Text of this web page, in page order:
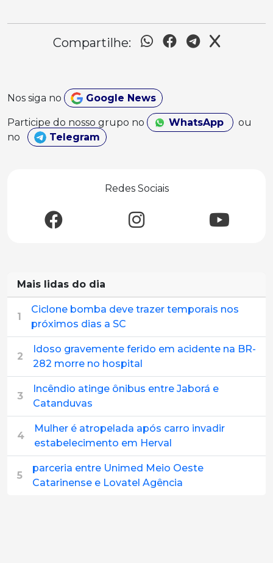
Compartilhe:
Nos siga no Google News
Participe do nosso grupo no WhatsApp
ou
no
Telegram
Redes Sociais
Mais lidas do dia
1
Ciclone bomba deve trazer temporais nos
próximos dias a SC
2
Idoso gravemente ferido em acidente na BR-
282 morre no hospital
3
Incêndio atinge ônibus entre Jaborá e
Catanduvas
4
Mulher é atropelada após carro invadir
estabelecimento em Herval
5
parceria entre Unimed Meio Oeste
Catarinense e Lovatel Agência